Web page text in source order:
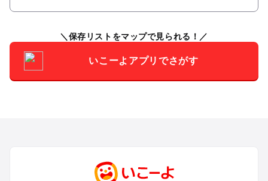
保存リストをマップで見られる！
いこーよアプリでさがす